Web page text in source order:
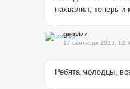
нахвалил, теперь и
geovizz
17 сентября 2015,
Ребята молодцы,